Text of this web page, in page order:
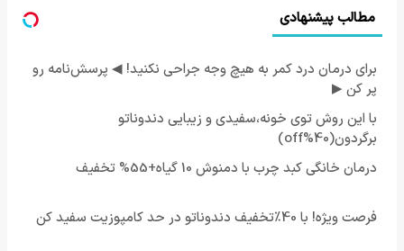
مطالب پیشنهادی
برای درمان درد کمر به هیچ وجه جراحی نکنید! ◀ پرسش‌نامه رو
پر کن ▶
با این روش توی خونه،سفیدی و زیبایی دندوناتو
برگردون(40%off)
درمان خانگی کبد چرب با دمنوش 10 گیاه+55% تخفیف
فرصت ویژه! با 40٪تخفیف دندوناتو در حد کامپوزیت سفید کن